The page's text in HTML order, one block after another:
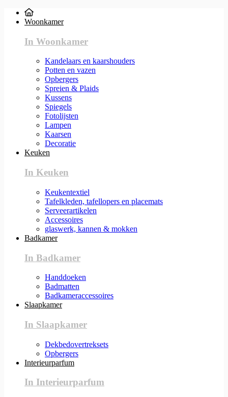
Woonkamer
In Woonkamer
Kandelaars en kaarshouders
Potten en vazen
Opbergers
Spreien & Plaids
Kussens
Spiegels
Fotolijsten
Lampen
Kaarsen
Decoratie
Keuken
In Keuken
Keukentextiel
Tafelkleden, tafellopers en placemats
Serveerartikelen
Accessoires
glaswerk, kannen & mokken
Badkamer
In Badkamer
Handdoeken
Badmatten
Badkameraccessoires
Slaapkamer
In Slaapkamer
Dekbedovertreksets
Opbergers
Interieurparfum
In Interieurparfum